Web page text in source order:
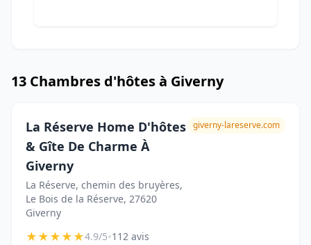
13 Chambres d'hôtes à Giverny
La Réserve Home D'hôtes
& Gîte De Charme À
Giverny
La Réserve, chemin des bruyères,
Le Bois de la Réserve, 27620
Giverny
giverny-lareserve.com
★★★★★4.9/5•112 avis